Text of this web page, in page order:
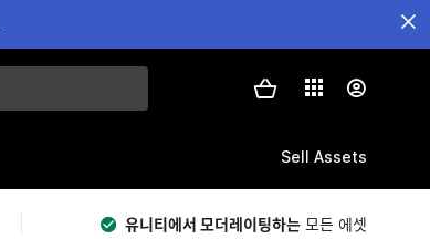
Sell Assets
유니티에서 모더레이팅하는 모든 에셋